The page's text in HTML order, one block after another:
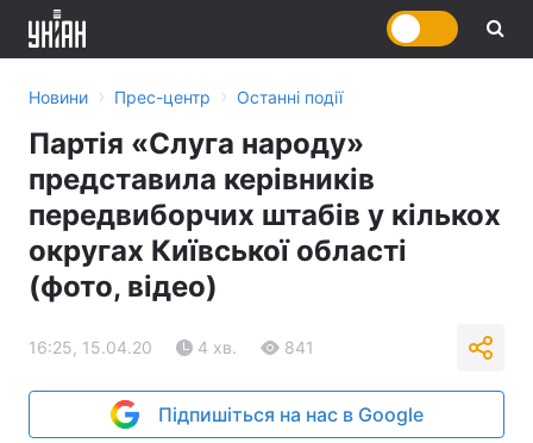
Новини › Прес-центр › Останні події
Партія «Слуга народу»
представила керівників
передвиборчих штабів у кількох
округах Київської області
(фото, відео)
16:25, 15.04.20 4 хв. 841
Підпишіться на нас в Google